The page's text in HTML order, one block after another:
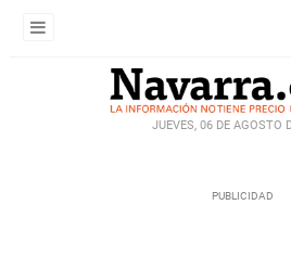
JUEVES, 06 DE AGOSTO